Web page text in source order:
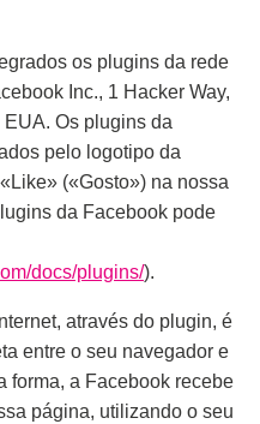
os plugins da rede
Inc., 1 Hacker Way,
Os plugins da
pelo logotipo da
(«Gosto») na nossa
da Facebook pode
docs/plugins/).
através do plugin, é
entre o seu navegador e
forma, a Facebook recebe
página, utilizando o seu